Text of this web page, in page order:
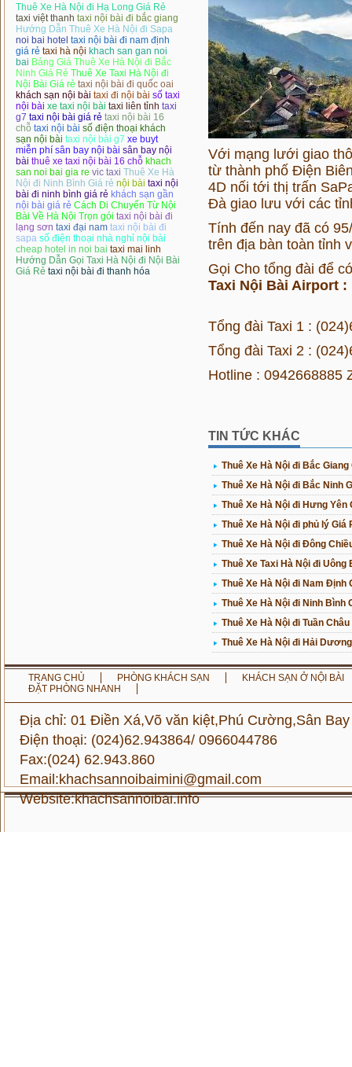
Thuê Xe Hà Nội đi Hạ Long Giá Rẻ
taxi việt thanh taxi nội bài đi bắc giang
Hướng Dẫn Thuê Xe Hà Nội đi Sapa
noi bai hotel taxi nội bài đi nam định
giá rẻ taxi hà nội khach san gan noi
bai Bảng Giá Thuê Xe Hà Nội đi Bắc
Ninh Giá Rẻ Thuê Xe Taxi Hà Nội đi
Nội Bài Giá rẻ taxi nội bài đi quốc oai
khách sạn nội bài taxi đi nội bài số taxi
nội bài xe taxi nội bài taxi liên tỉnh taxi
g7 taxi nội bài giá rẻ taxi nội bài 16
chỗ taxi nội bài số điện thoại khách
sạn nội bài taxi nội bài g7 xe buyt
miễn phí sân bay nội bài sân bay nội
bài thuê xe taxi nội bài 16 chỗ khach
san noi bai gia re vic taxi Thuê Xe Hà
Nội đi Ninh Bình Giá rẻ nội bài taxi nội
bài đi ninh bình giá rẻ khách sạn gần
nội bài giá rẻ Cách Di Chuyển Từ Nội
Bài Về Hà Nội Trọn gói taxi nội bài đi
lạng sơn taxi đại nam taxi nội bài đi
sapa số điện thoại nhà nghỉ nội bài
cheap hotel in noi bai taxi mai linh
Hướng Dẫn Gọi Taxi Hà Nội đi Nội Bài
Giá Rẻ taxi nội bài đi thanh hóa
Với mạng lưới giao
từ thành phố Điện
4D nối tới thị trấn
Đà giao lưu với các
Tính đến nay đã có
trên địa bàn toàn tỉnh
Gọi Cho tổng đài để
Taxi Nội Bài Airport :
Tổng đài Taxi 1 :
Tổng đài Taxi 2 :
Hotline : 0942668885
TIN TỨC KHÁC
Thuê Xe Hà Nội đi Bắc Giang
Thuê Xe Hà Nội đi Bắc Ninh
Thuê Xe Hà Nội đi Hưng Yên
Thuê Xe Hà Nội đi phủ lý Giá
Thuê Xe Hà Nội đi Đông
Thuê Xe Taxi Hà Nội đi Uông
Thuê Xe Hà Nội đi Nam Định
Thuê Xe Hà Nội đi Ninh Bình
Thuê Xe Hà Nội đi Tuần
Thuê Xe Hà Nội đi Hải
TRANG CHỦ PHÒNG KHÁCH SẠN
KHÁCH SẠN Ở NỘI BÀI
ĐẶT PHÒNG NHANH
Địa chỉ: 01 Điền Xá,Võ văn kiệt,Phú Cường,Sân
Điện thoại: (024)62.943864/ 0966044786
Fax:(024) 62.943.860
Email:khachsannoibaimini@gmail.com
Website:khachsannoibai.info